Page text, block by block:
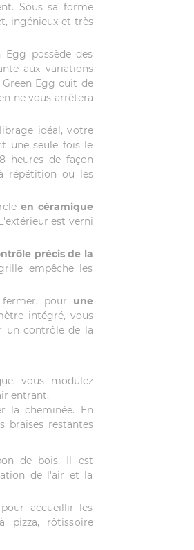
Sous sa forme
ingénieux et très
possède des
aux variations
Egg cuit de
ne vous arrêtera
idéal, votre
une seule fois le
heures de façon
répétition ou les
en céramique
est verni
précis de la
empêche les
pour une
intégré, vous
un contrôle de la
vous modulez
entrant.
la cheminée. En
braises restantes
de bois. Il est
de l'air et la
accueillir les
pizza, rôtissoire